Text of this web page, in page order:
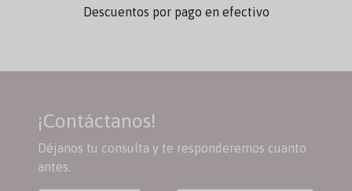
Descuentos por pago en efectivo
¡Contáctanos!
Déjanos tu consulta y te responderemos cuanto
antes.